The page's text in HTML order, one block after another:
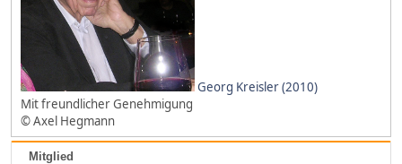
Georg Kreisler (2010)
Mit freundlicher Genehmigung
© Axel Hegmann
Mitglied